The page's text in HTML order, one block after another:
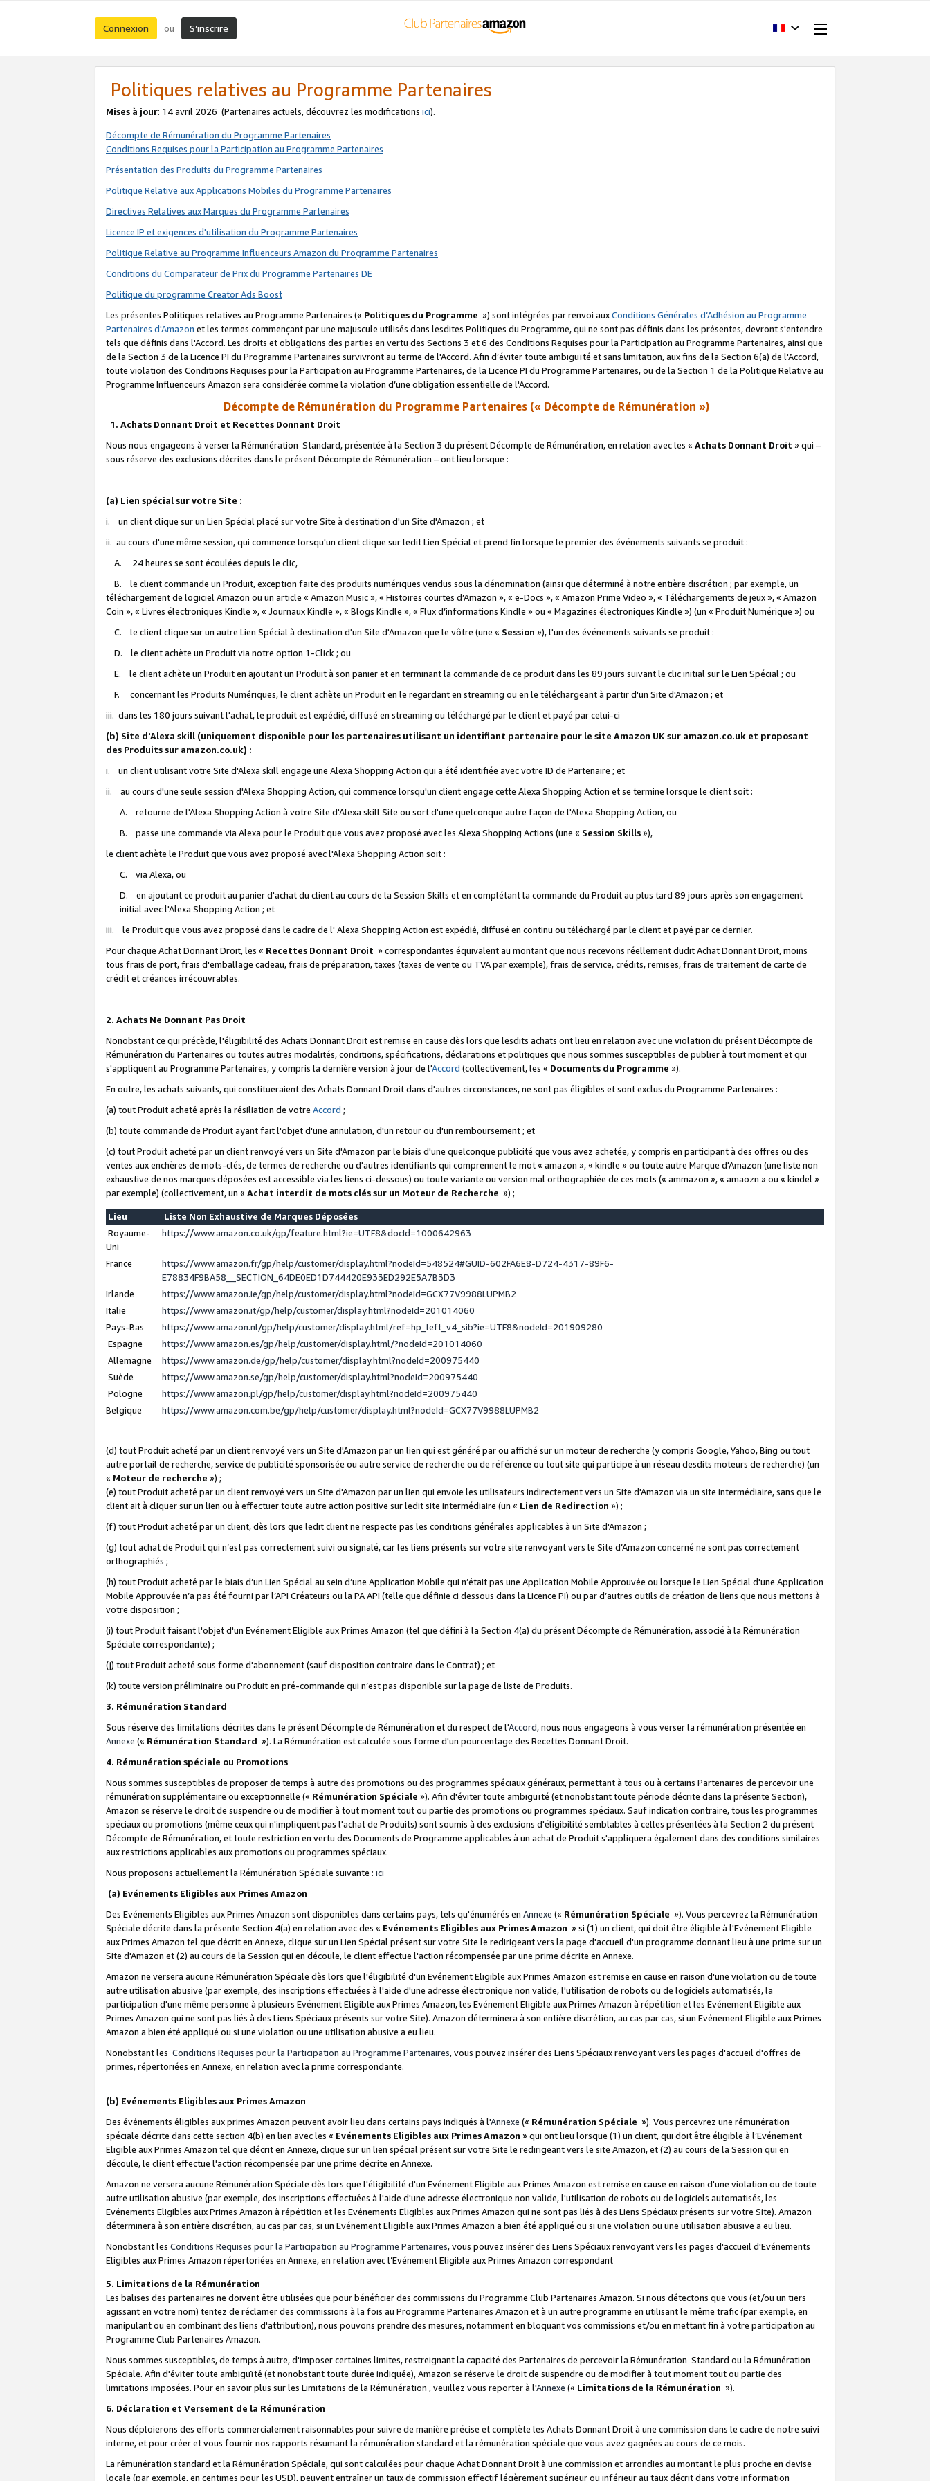
Connexion ou S’inscrire
Politiques relatives au Programme Partenaires
Mises à jour: 14 avril 2026 (Partenaires actuels, découvrez les modifications ici).
Décompte de Rémunération du Programme Partenaires
Conditions Requises pour la Participation au Programme Partenaires
Présentation des Produits du Programme Partenaires
Politique Relative aux Applications Mobiles du Programme Partenaires
Directives Relatives aux Marques du Programme Partenaires
Licence IP et exigences d'utilisation du Programme Partenaires
Politique Relative au Programme Influenceurs Amazon du Programme Partenaires
Conditions du Comparateur de Prix du Programme Partenaires DE
Politique du programme Creator Ads Boost
Les présentes Politiques relatives au Programme Partenaires (« Politiques du Programme ») sont intégrées par renvoi auxConditions Générales d’Adhésion au Programme
Partenaires d'Amazon et les termes commençant par une majuscule utilisés dans lesdites Politiques du Programme, qui ne sont pas définis dans les présentes, devront s'entendre
tels que définis dans l'Accord. Les droits et obligations des parties en vertu des Sections 3 et 6 des Conditions Requises pour la Participation au Programme Partenaires, ainsi que
de la Section 3 de la Licence PI du Programme Partenaires survivront au terme de l'Accord. Afin d’éviter toute ambiguïté et sans limitation, aux fins de la Section 6(a) de l'Accord,
toute violation des Conditions Requises pour la Participation au Programme Partenaires, de la Licence PI du Programme Partenaires, ou de la Section 1 de la Politique Relative au
Programme Influenceurs Amazon sera considérée comme la violation d’une obligation essentielle de l'Accord.
Décompte de Rémunération du Programme Partenaires (« Décompte de Rémunération »)
1. Achats Donnant Droit et Recettes Donnant Droit
Nous nous engageons à verser la Rémunération Standard, présentée à la Section 3 du présent Décompte de Rémunération, en relation avec les « Achats Donnant Droit » qui –
sous réserve des exclusions décrites dans le présent Décompte de Rémunération – ont lieu lorsque :
(a) Lien spécial sur votre Site :
i. un client clique sur un Lien Spécial placé sur votre Site à destination d'un Site d'Amazon ; et
ii. au cours d'une même session, qui commence lorsqu'un client clique sur ledit Lien Spécial et prend fin lorsque le premier des événements suivants se produit :
A. 24 heures se sont écoulées depuis le clic,
B. le client commande un Produit, exception faite des produits numériques vendus sous la dénomination (ainsi que déterminé à notre entière discrétion ; par exemple, un
téléchargement de logiciel Amazon ou un article « Amazon Music », « Histoires courtes d’Amazon », « e-Docs », « Amazon Prime Video », « Téléchargements de jeux », « Amazon
Coin », « Livres électroniques Kindle », « Journaux Kindle », « Blogs Kindle », « Flux d’informations Kindle » ou « Magazines électroniques Kindle ») (un « Produit Numérique ») ou
C. le client clique sur un autre Lien Spécial à destination d'un Site d'Amazon que le vôtre (une « Session »), l'un des événements suivants se produit :
D. le client achète un Produit via notre option 1-Click ; ou
E. le client achète un Produit en ajoutant un Produit à son panier et en terminant la commande de ce produit dans les 89 jours suivant le clic initial sur le Lien Spécial ; ou
F. concernant les Produits Numériques, le client achète un Produit en le regardant en streaming ou en le téléchargeant à partir d'un Site d'Amazon ; et
iii. dans les 180 jours suivant l'achat, le produit est expédié, diffusé en streaming ou téléchargé par le client et payé par celui-ci
(b) Site d'Alexa skill (uniquement disponible pour les partenaires utilisant un identifiant partenaire pour le site Amazon UK sur amazon.co.uk et proposant
des Produits sur amazon.co.uk) :
i. un client utilisant votre Site d'Alexa skill engage une Alexa Shopping Action qui a été identifiée avec votre ID de Partenaire ; et
ii. au cours d'une seule session d'Alexa Shopping Action, qui commence lorsqu'un client engage cette Alexa Shopping Action et se termine lorsque le client soit :
A. retourne de l'Alexa Shopping Action à votre Site d'Alexa skill Site ou sort d'une quelconque autre façon de l'Alexa Shopping Action, ou
B. passe une commande via Alexa pour le Produit que vous avez proposé avec les Alexa Shopping Actions (une « Session Skills»),
le client achète le Produit que vous avez proposé avec l'Alexa Shopping Action soit :
C. via Alexa, ou
D. en ajoutant ce produit au panier d'achat du client au cours de la Session Skills et en complétant la commande du Produit au plus tard 89 jours après son engagement
initial avec l'Alexa Shopping Action ; et
iii. le Produit que vous avez proposé dans le cadre de l' Alexa Shopping Action est expédié, diffusé en continu ou téléchargé par le client et payé par ce dernier.
Pour chaque Achat Donnant Droit, les « Recettes Donnant Droit » correspondantes équivalent au montant que nous recevons réellement dudit Achat Donnant Droit, moins
tous frais de port, frais d'emballage cadeau, frais de préparation, taxes (taxes de vente ou TVA par exemple), frais de service, crédits, remises, frais de traitement de carte de
crédit et créances irrécouvrables.
2. Achats Ne Donnant Pas Droit
Nonobstant ce qui précède, l'éligibilité des Achats Donnant Droit est remise en cause dès lors que lesdits achats ont lieu en relation avec une violation du présent Décompte de
Rémunération du Partenaires ou toutes autres modalités, conditions, spécifications, déclarations et politiques que nous sommes susceptibles de publier à tout moment et qui
s'appliquent au Programme Partenaires, y compris la dernière version à jour de l'Accord (collectivement, les « Documents du Programme »).
En outre, les achats suivants, qui constitueraient des Achats Donnant Droit dans d'autres circonstances, ne sont pas éligibles et sont exclus du Programme Partenaires :
(a) tout Produit acheté après la résiliation de votre Accord ;
(b) toute commande de Produit ayant fait l'objet d'une annulation, d'un retour ou d'un remboursement ; et
(c) tout Produit acheté par un client renvoyé vers un Site d'Amazon par le biais d'une quelconque publicité que vous avez achetée, y compris en participant à des offres ou des
ventes aux enchères de mots-clés, de termes de recherche ou d'autres identifiants qui comprennent le mot « amazon », « kindle » ou toute autre Marque d'Amazon (une liste non
exhaustive de nos marques déposées est accessible via les liens ci-dessous) ou toute variante ou version mal orthographiée de ces mots (« ammazon », « amaozn » ou « kindel »
par exemple) (collectivement, un « Achat interdit de mots clés sur un Moteur de Recherche ») ;
Lieu
Liste Non Exhaustive de Marques Déposées
Royaume-
Uni
https://www.amazon.co.uk/gp/feature.html?ie=UTF8&docId=1000642963
France
https://www.amazon.fr/gp/help/customer/display.html?nodeId=548524#GUID-602FA6E8-D724-4317-89F6-
E78834F9BA58__SECTION_64DE0ED1D744420E933ED292E5A7B3D3
Irlande
https://www.amazon.ie/gp/help/customer/display.html?nodeId=GCX77V9988LUPMB2
Italie
https://www.amazon.it/gp/help/customer/display.html?nodeId=201014060
Pays-Bas
https://www.amazon.nl/gp/help/customer/display.html/ref=hp_left_v4_sib?ie=UTF8&nodeId=201909280
Espagne
https://www.amazon.es/gp/help/customer/display.html/?nodeId=201014060
Allemagne
https://www.amazon.de/gp/help/customer/display.html?nodeId=200975440
Suède
https://www.amazon.se/gp/help/customer/display.html?nodeId=200975440
Pologne
https://www.amazon.pl/gp/help/customer/display.html?nodeId=200975440
Belgique
https://www.amazon.com.be/gp/help/customer/display.html?nodeId=GCX77V9988LUPMB2
(d) tout Produit acheté par un client renvoyé vers un Site d'Amazon par un lien qui est généré par ou affiché sur un moteur de recherche (y compris Google, Yahoo, Bing ou tout
autre portail de recherche, service de publicité sponsorisée ou autre service de recherche ou de référence ou tout site qui participe à un réseau desdits moteurs de recherche) (un
« Moteur de recherche ») ;
(e) tout Produit acheté par un client renvoyé vers un Site d'Amazon par un lien qui envoie les utilisateurs indirectement vers un Site d'Amazon via un site intermédiaire, sans que le
client ait à cliquer sur un lien ou à effectuer toute autre action positive sur ledit site intermédiaire (un « Lien de Redirection ») ;
(f) tout Produit acheté par un client, dès lors que ledit client ne respecte pas les conditions générales applicables à un Site d'Amazon ;
(g) tout achat de Produit qui n’est pas correctement suivi ou signalé, car les liens présents sur votre site renvoyant vers le Site d’Amazon concerné ne sont pas correctement
orthographiés ;
(h) tout Produit acheté par le biais d’un Lien Spécial au sein d’une Application Mobile qui n’était pas une Application Mobile Approuvée ou lorsque le Lien Spécial d'une Application
Mobile Approuvée n’a pas été fourni par l’API Créateurs ou la PA API (telle que définie ci dessous dans la Licence PI) ou par d’autres outils de création de liens que nous mettons à
votre disposition ;
(i) tout Produit faisant l'objet d'un Evénement Eligible aux Primes Amazon (tel que défini à la Section 4(a) du présent Décompte de Rémunération, associé à la Rémunération
Spéciale correspondante) ;
(j) tout Produit acheté sous forme d'abonnement (sauf disposition contraire dans le Contrat) ; et
(k) toute version préliminaire ou Produit en pré-commande qui n’est pas disponible sur la page de liste de Produits.
3. Rémunération Standard
Sous réserve des limitations décrites dans le présent Décompte de Rémunération et du respect de l'Accord, nous nous engageons à vous verser la rémunération présentée en
Annexe (« Rémunération Standard »). La Rémunération est calculée sous forme d'un pourcentage des Recettes Donnant Droit.
4. Rémunération spéciale ou Promotions
Nous sommes susceptibles de proposer de temps à autre des promotions ou des programmes spéciaux généraux, permettant à tous ou à certains Partenaires de percevoir une
rémunération supplémentaire ou exceptionnelle (« Rémunération Spéciale »). Afin d'éviter toute ambiguïté (et nonobstant toute période décrite dans la présente Section),
Amazon se réserve le droit de suspendre ou de modifier à tout moment tout ou partie des promotions ou programmes spéciaux. Sauf indication contraire, tous les programmes
spéciaux ou promotions (même ceux qui n'impliquent pas l'achat de Produits) sont soumis à des exclusions d'éligibilité semblables à celles présentées à la Section 2 du présent
Décompte de Rémunération, et toute restriction en vertu des Documents de Programme applicables à un achat de Produit s'appliquera également dans des conditions similaires
aux restrictions applicables aux promotions ou programmes spéciaux.
Nous proposons actuellement la Rémunération Spéciale suivante : ici
(a) Evénements Eligibles aux Primes Amazon
Des Evénements Eligibles aux Primes Amazon sont disponibles dans certains pays, tels qu'énumérés en Annexe (« Rémunération Spéciale »). Vous percevrez la Rémunération
Spéciale décrite dans la présente Section 4(a) en relation avec des « Evénements Eligibles aux Primes Amazon » si (1) un client, qui doit être éligible à l'Evénement Eligible
aux Primes Amazon tel que décrit en Annexe, clique sur un Lien Spécial présent sur votre Site le redirigeant vers la page d'accueil d'un programme donnant lieu à une prime sur un
Site d'Amazon et (2) au cours de la Session qui en découle, le client effectue l'action récompensée par une prime décrite en Annexe.
Amazon ne versera aucune Rémunération Spéciale dès lors que l'éligibilité d'un Evénement Eligible aux Primes Amazon est remise en cause en raison d'une violation ou de toute
autre utilisation abusive (par exemple, des inscriptions effectuées à l'aide d'une adresse électronique non valide, l'utilisation de robots ou de logiciels automatisés, la
participation d'une même personne à plusieurs Evénement Eligible aux Primes Amazon, les Evénement Eligible aux Primes Amazon à répétition et les Evénement Eligible aux
Primes Amazon qui ne sont pas liés à des Liens Spéciaux présents sur votre Site). Amazon déterminera à son entière discrétion, au cas par cas, si un Evénement Eligible aux Primes
Amazon a bien été appliqué ou si une violation ou une utilisation abusive a eu lieu.
Nonobstant les Conditions Requises pour la Participation au Programme Partenaires, vous pouvez insérer des Liens Spéciaux renvoyant vers les pages d'accueil d'offres de
primes, répertoriées en Annexe, en relation avec la prime correspondante.
(b) Evénements Eligibles aux Primes Amazon
Des événements éligibles aux primes Amazon peuvent avoir lieu dans certains pays indiqués à l'Annexe (« Rémunération Spéciale »). Vous percevrez une rémunération
spéciale décrite dans cette section 4(b) en lien avec les « Evénements Eligibles aux Primes Amazon » qui ont lieu lorsque (1) un client, qui doit être éligible à l’Evénement
Eligible aux Primes Amazon tel que décrit en Annexe, clique sur un lien spécial présent sur votre Site le redirigeant vers le site Amazon, et (2) au cours de la Session qui en
découle, le client effectue l'action récompensée par une prime décrite en Annexe.
Amazon ne versera aucune Rémunération Spéciale dès lors que l'éligibilité d'un Evénement Eligible aux Primes Amazon est remise en cause en raison d'une violation ou de toute
autre utilisation abusive (par exemple, des inscriptions effectuées à l'aide d'une adresse électronique non valide, l'utilisation de robots ou de logiciels automatisés, les
Evénements Eligibles aux Primes Amazon à répétition et les Evénements Eligibles aux Primes Amazon qui ne sont pas liés à des Liens Spéciaux présents sur votre Site). Amazon
déterminera à son entière discrétion, au cas par cas, si un Evénement Eligible aux Primes Amazon a bien été appliqué ou si une violation ou une utilisation abusive a eu lieu.
Nonobstant les Conditions Requises pour la Participation au Programme Partenaires, vous pouvez insérer des Liens Spéciaux renvoyant vers les pages d'accueil d'Evénements
Eligibles aux Primes Amazon répertoriées en Annexe, en relation avec l’Evénement Eligible aux Primes Amazon correspondant
5. Limitations de la Rémunération
Les balises des partenaires ne doivent être utilisées que pour bénéficier des commissions du Programme Club Partenaires Amazon. Si nous détectons que vous (et/ou un tiers
agissant en votre nom) tentez de réclamer des commissions à la fois au Programme Partenaires Amazon et à un autre programme en utilisant le même trafic (par exemple, en
manipulant ou en combinant des liens d'attribution), nous pouvons prendre des mesures, notamment en bloquant vos commissions et/ou en mettant fin à votre participation au
Programme Club Partenaires Amazon.
Nous sommes susceptibles, de temps à autre, d'imposer certaines limites, restreignant la capacité des Partenaires de percevoir la Rémunération Standard ou la Rémunération
Spéciale. Afin d'éviter toute ambiguïté (et nonobstant toute durée indiquée), Amazon se réserve le droit de suspendre ou de modifier à tout moment tout ou partie des
limitations imposées. Pour en savoir plus sur les Limitations de la Rémunération , veuillez vous reporter à l'Annexe (« Limitations de la Rémunération »).
6. Déclaration et Versement de la Rémunération
Nous déploierons des efforts commercialement raisonnables pour suivre de manière précise et complète les Achats Donnant Droit à une commission dans le cadre de notre suivi
interne, et pour créer et vous fournir nos rapports résumant la rémunération standard et la rémunération spéciale que vous avez gagnées au cours de ce mois.
La rémunération standard et la Rémunération Spéciale, qui sont calculées pour chaque Achat Donnant Droit à une commission et arrondies au montant le plus proche en devise
locale (par exemple, en centimes pour les USD), peuvent entraîner un taux de commission effectif légèrement supérieur ou inférieur au taux décrit dans votre information